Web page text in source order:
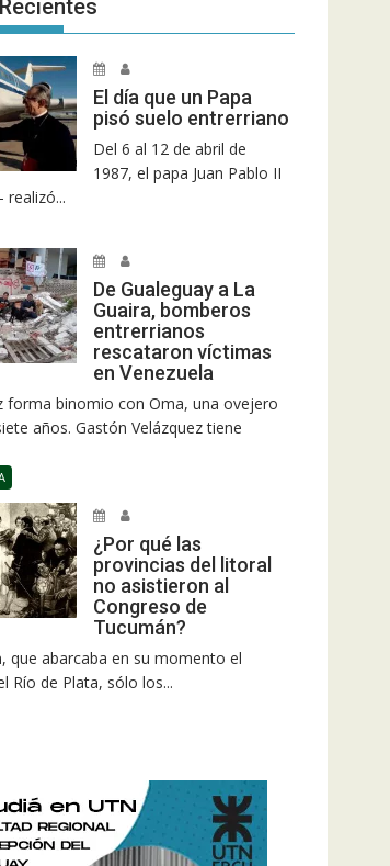
El día que un Papa
pisó suelo entrerriano
Del 6 al 12 de abril de
1987, el papa Juan Pablo II
realizó...
De Gualeguay a La
Guaira, bomberos
entrerrianos
rescataron víctimas
en Venezuela
forma binomio con Oma, una ovejero
años. Gastón Velázquez tiene
¿Por qué las
provincias del litoral
no asistieron al
Congreso de
Tucumán?
que abarcaba en su momento el
Río de Plata, sólo los...